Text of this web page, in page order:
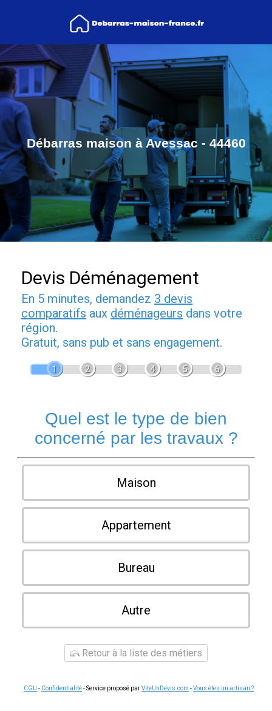
Débarras maison à Avessac - 44460
Devis Déménagement
En 5 minutes, demandez 3 devis
comparatifs aux déménageurs dans votre
région.
Gratuit, sans pub et sans engagement.
1 2 3 4 5 6
Quel est le type de bien
concerné par les travaux ?
Maison
Appartement
Bureau
Autre
Retour à la liste des métiers
CGU - Confidentialité- Service proposé parViteUnDevis.com -Vous êtes un artisan ?